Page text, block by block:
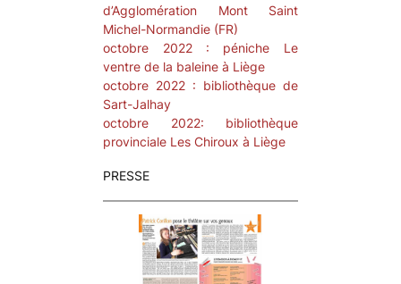
d’Agglomération Mont Saint
Michel-Normandie (FR)
octobre 2022 : péniche Le
ventre de la baleine à Liège
octobre 2022 : bibliothèque de
Sart-Jalhay
octobre 2022: bibliothèque
provinciale Les Chiroux à Liège
PRESSE